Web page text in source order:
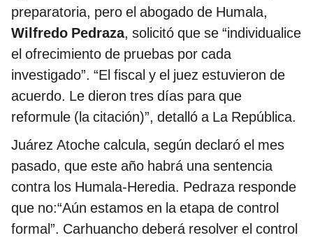
preparatoria, pero el abogado de Humala,
Wilfredo Pedraza, solicitó que se “individualice
el ofrecimiento de pruebas por cada
investigado”. “El fiscal y el juez estuvieron de
acuerdo. Le dieron tres días para que
reformule (la citación)”, detalló a La República.
Juárez Atoche calcula, según declaró el mes
pasado, que este año habrá una sentencia
contra los Humala-Heredia. Pedraza responde
que no:“Aún estamos en la etapa de control
formal”. Carhuancho deberá resolver el control